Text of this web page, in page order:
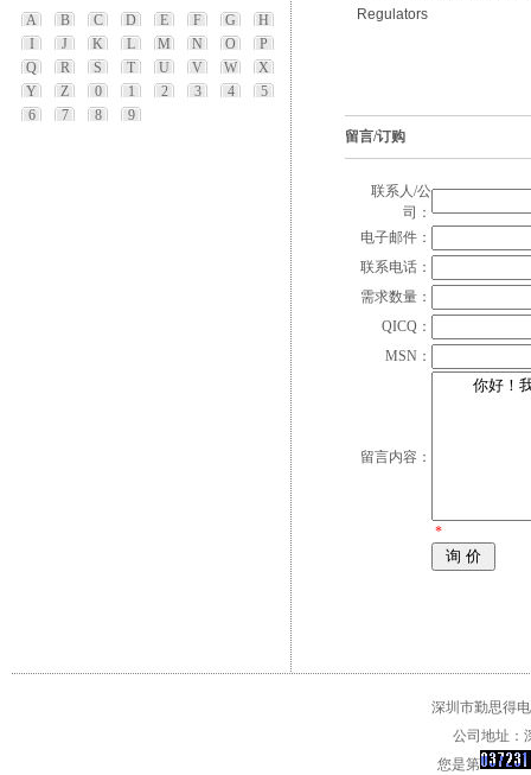
A B C D E F G
H
I
J K L M N O
P
Q
R S T U V W
X
Y
Z 0 1 2 3 4
5
6
7 8 9
Regulators
留言/订购
联系人/公
司：
电子邮件：
联系电话：
需求数量：
QICQ：
MSN：
留言内容：
*
深圳市勤思得
公司地址：
您是第